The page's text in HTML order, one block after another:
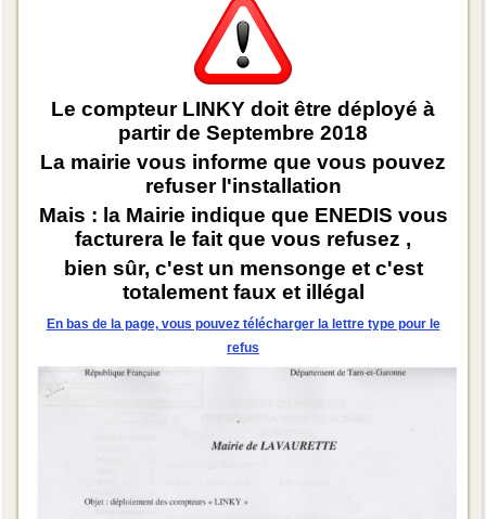
Le compteur LINKY doit être déployé à
partir de Septembre 2018
La mairie vous informe que vous pouvez
refuser l'installation
Mais : la Mairie indique que ENEDIS vous
facturera le fait que vous refusez ,
bien sûr, c'est un mensonge et c'est
totalement faux et illégal
En bas de la page, vous pouvez télécharger la lettre type pour le
refus